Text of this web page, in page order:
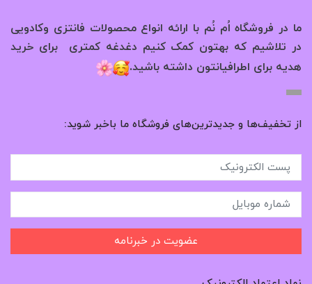
ما در فروشگاه اُم نُم با ارائه انواع محصولات فانتزی وکادویی
در تلاشیم که بهتون کمک کنیم دغدغه کمتری برای خرید
هدیه برای اطرافیانتون داشته باشید.
از تخفیف‌ها و جدیدترین‌های فروشگاه ما باخبر شوید:
عضویت در خبرنامه